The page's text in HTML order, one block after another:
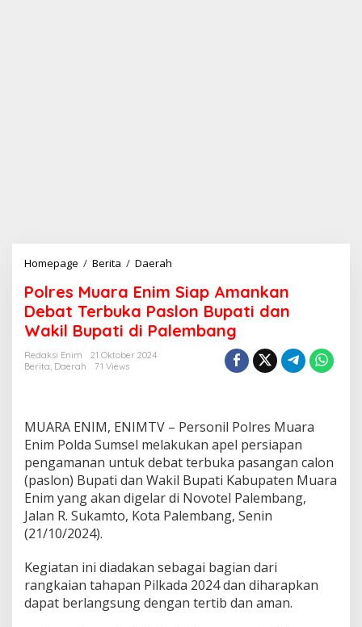
Homepage / Berita / Daerah
r
e
s
n
i
m
S
i
a
p
a
n
k
a
Polres Muara Enim Siap Amankan
Debat Terbuka Paslon Bupati dan
Wakil Bupati di Palembang
Redaksi Enim
21 Oktober 2024
Berita, Daerah 71 Views
MUARA ENIM, ENIMTV – Personil Polres Muara
Enim Polda Sumsel melakukan apel persiapan
pengamanan untuk debat terbuka pasangan calon
(paslon) Bupati dan Wakil Bupati Kabupaten Muara
Enim yang akan digelar di Novotel Palembang,
Jalan R. Sukamto, Kota Palembang, Senin
(21/10/2024).
Kegiatan ini diadakan sebagai bagian dari
rangkaian tahapan Pilkada 2024 dan diharapkan
dapat berlangsung dengan tertib dan aman.